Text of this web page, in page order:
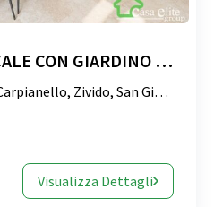
AMPIO QUADRILOCALE CON GIARDINO PRIVATO E BOX AUTO
Via Giovanni Berchet 2, Carpianello, Zivido, San Giuliano Milanese, Rodano, Milano, Lombardia, 20098, Italia
Visualizza Dettagli